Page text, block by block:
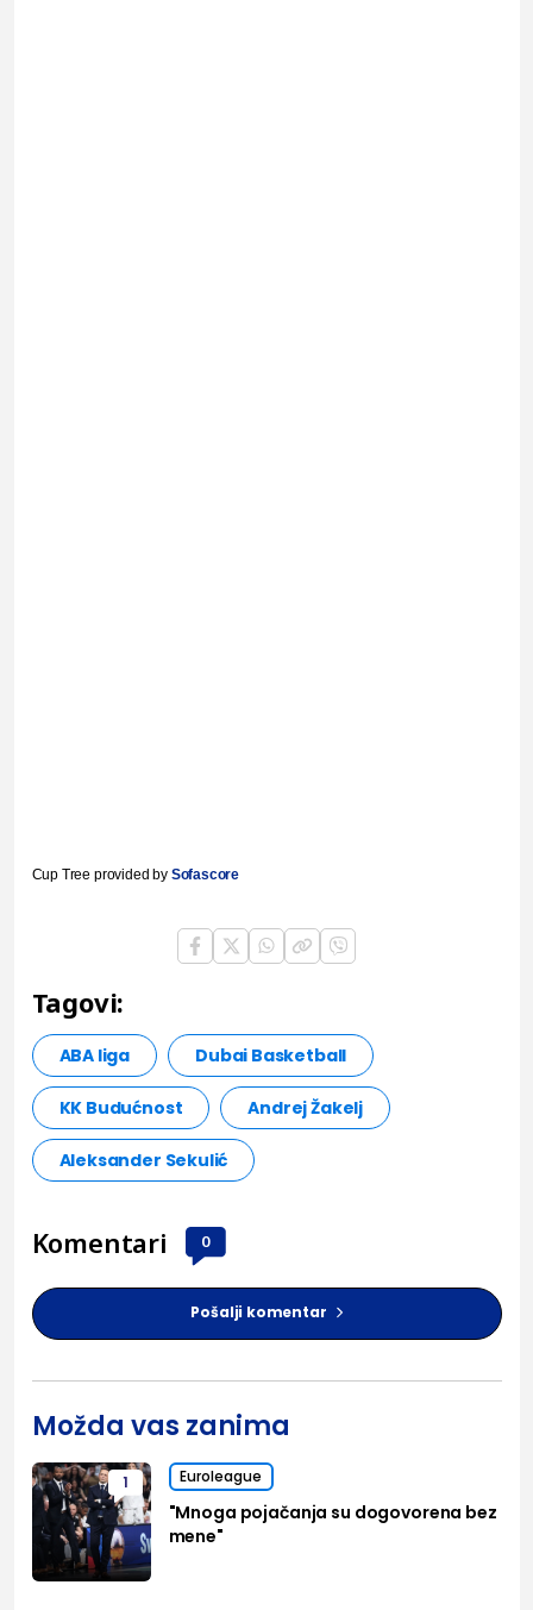
Cup Tree provided by Sofascore
Tagovi:
ABA liga Dubai Basketball
KK Budućnost Andrej Žakelj
Aleksander Sekulić
Komentari 0
Pošalji komentar
Možda vas zanima
1 Euroleague
"Mnoga pojačanja su dogovorena bez
mene"